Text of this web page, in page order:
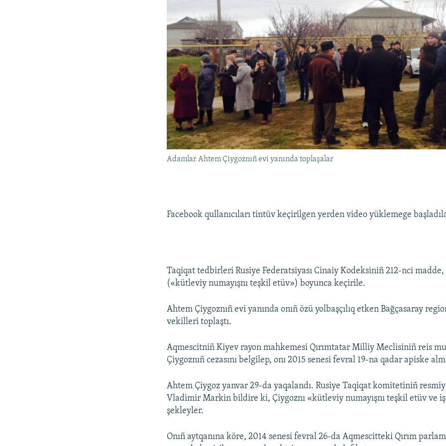
Adamlar Ahtem Çiygoznıñ evi yanında toplaşalar
Facebook qullanıcıları tintüv keçirilgen yerden video yüklemege
Taqiqat tedbirleri Rusiye Federatsiyası Cinaiy Kodeksiniñ 212-nci madde,
(«kütleviy numayışnı teşkil etüv») boyunca keçirile.
Ahtem Çiygoznıñ evi yanında onıñ özü yolbaşçılıq etken Bağçasaray
vekilleri toplaştı.
Aqmescitniñ Kiyev rayon mahkemesi Qırımtatar Milliy Meclisiniñ reis
Çiygoznıñ cezasını belgilep, onı 2015 senesi fevral 19-na qadar apiske
Ahtem Çiygoz yanvar 29-da yaqalandı. Rusiye Taqiqat komitetiniñ
Vladimir Markin bildire ki, Çiygoznı «kütleviy numayışnı teşkil etüv ve
şekleyler.
Onıñ aytqanına köre, 2014 senesi fevral 26-da Aqmescitteki Qırım